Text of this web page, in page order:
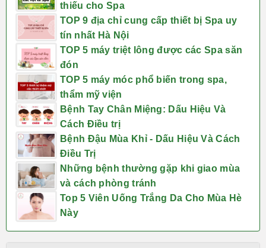
thiếu cho Spa
TOP 9 địa chỉ cung cấp thiết bị Spa uy
tín nhất Hà Nội
TOP 5 máy triệt lông được các Spa săn
đón
TOP 5 máy móc phổ biến trong spa,
thẩm mỹ viện
Bệnh Tay Chân Miệng: Dấu Hiệu Và
Cách Điều trị
Bệnh Đậu Mùa Khỉ - Dấu Hiệu Và Cách
Điều Trị
Những bệnh thường gặp khi giao mùa
và cách phòng tránh
Top 5 Viên Uống Trắng Da Cho Mùa Hè
Này